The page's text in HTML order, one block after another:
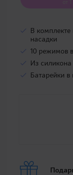
В комплекте
насадки
10 режимов
Из силикона
Батарейки в